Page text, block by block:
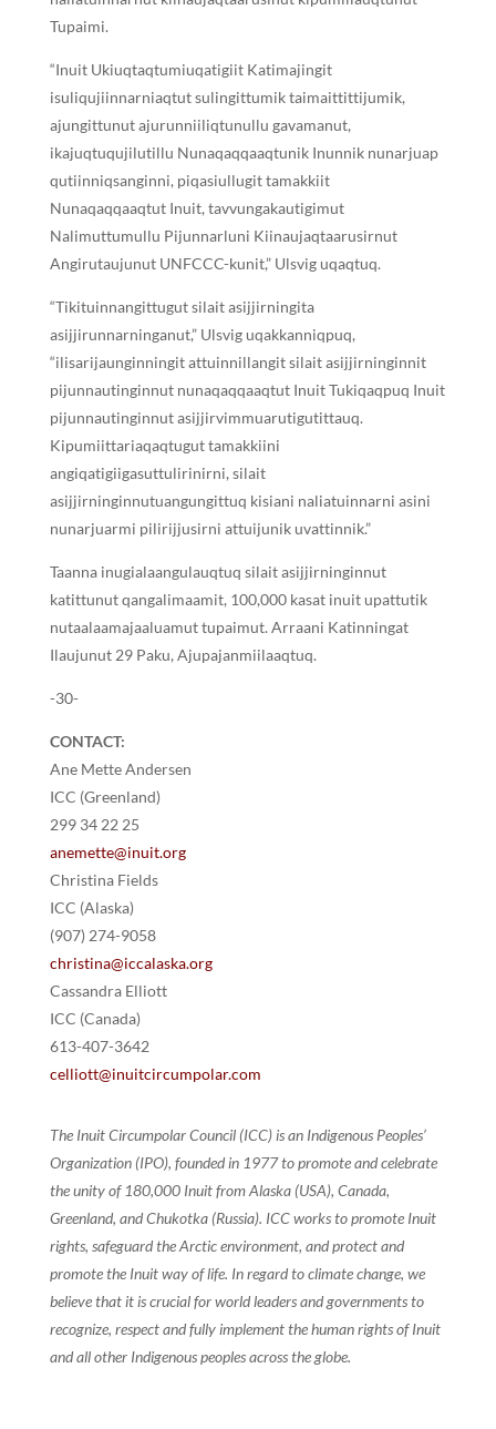
Tupaimi.
“Inuit Ukiuqtaqtumiuqatigiit Katimajingit
isuliqujiinnarniaqtut sulingittumik taimaittittijumik,
ajungittunut ajurunniiliqtunullu gavamanut,
ikajuqtuqujilutillu Nunaqaqqaaqtunik Inunnik nunarjuap
qutiinniqsanginni, piqasiullugit tamakkiit
Nunaqaqqaaqtut Inuit, tavvungakautigimut
Nalimuttumullu Pijunnarluni Kiinaujaqtaarusirnut
Angirutaujunut UNFCCC-kunit,” Ulsvig uqaqtuq.
“Tikituinnangittugut silait asijjirningita
asijjirunnarninganut,” Ulsvig uqakkanniqpuq,
“ilisarijaunginningit attuinnillangit silait asijjirninginnit
pijunnautinginnut nunaqaqqaaqtut Inuit Tukiqaqpuq Inuit
pijunnautinginnut asijjirvimmuarutigutittauq.
Kipumiittariaqaqtugut tamakkiini
angiqatigiigasuttulirinirni, silait
asijjirninginnutuangungittuq kisiani naliatuinnarni asini
nunarjuarmi pilirijjusirni attuijunik uvattinnik.”
Taanna inugialaangulauqtuq silait asijjirninginnut
katittunut qangalimaamit, 100,000 kasat inuit upattutik
nutaalaamajaaluamut tupaimut. Arraani Katinningat
Ilaujunut 29 Paku, Ajupajanmiilaaqtuq.
-30-
CONTACT:
Ane Mette Andersen
ICC (Greenland)
299 34 22 25
anemette@inuit.org
Christina Fields
ICC (Alaska)
(907) 274-9058
christina@iccalaska.org
Cassandra Elliott
ICC (Canada)
613-407-3642
celliott@inuitcircumpolar.com
The Inuit Circumpolar Council (ICC) is an Indigenous Peoples’
Organization (IPO), founded in 1977 to promote and celebrate
the unity of 180,000 Inuit from Alaska (USA), Canada,
Greenland, and Chukotka (Russia). ICC works to promote Inuit
rights, safeguard the Arctic environment, and protect and
promote the Inuit way of life. In regard to climate change, we
believe that it is crucial for world leaders and governments to
recognize, respect and fully implement the human rights of Inuit
and all other Indigenous peoples across the globe.